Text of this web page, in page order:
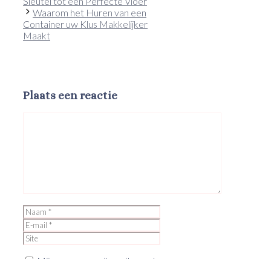
Waarom het Huren van een
Container uw Klus Makkelijker
Maakt
Plaats een reactie
Naam
mail